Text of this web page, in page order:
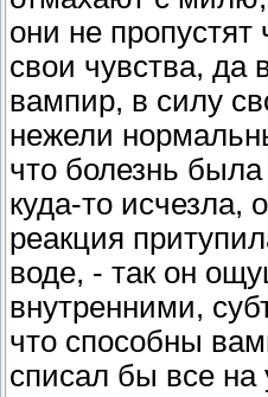
они не
свои чувства, да
вампир, в силу
нежели
что болезнь
куда-то исчезла,
реакция
воде, - так он
внутренними,
что способны
списал бы все на